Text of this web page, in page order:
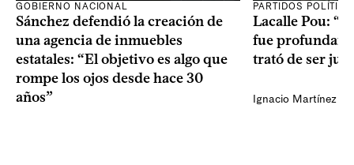
GOBIERNO NACIONAL
Sánchez defendió la creación de
una agencia de inmuebles
estatales: “El objetivo es algo que
rompe los ojos desde hace 30
años”
PARTIDOS
Lacalle Pou:
fue
trató de ser
Ignacio Martínez